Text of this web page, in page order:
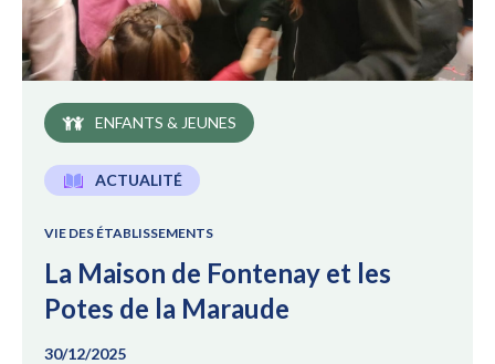
La Maison de Fontenay et les Potes de la Maraude
ENFANTS & JEUNES
ACTUALITÉ
VIE DES ÉTABLISSEMENTS
La Maison de Fontenay et les
Potes de la Maraude
30/12/2025